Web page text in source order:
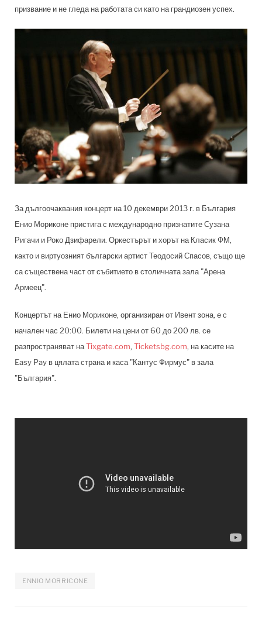
призвание и не гледа на работата си като на грандиозен успех.
За дългоочаквания концерт на 10 декември 2013 г. в България
Енио Мориконе пристига с международно признатите Сузана
Ригачи и Роко Дзифарели. Оркестърът и хорът на Класик ФМ,
както и виртуозният български артист Теодосий Спасов, също ще
са съществена част от събитието в столичната зала "Арена
Армеец".
Концертът на Енио Мориконе, организиран от Ивент зона, е с
начален час 20:00. Билети на цени от 60 до 200 лв. се
разпространяват наTixgate.com, Ticketsbg.com, на касите на
Easy Pay в цялата страна и каса "Кантус Фирмус" в зала
"България".
ENNIO MORRICONE